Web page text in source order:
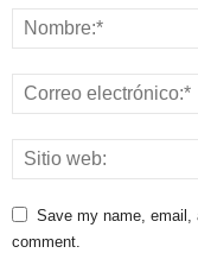
Save my name, email,
comment.